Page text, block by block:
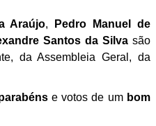
Araújo,
Pedro Manuel de
Santos da Silvasão
da Assembleia Geral, da
e votos de um bom